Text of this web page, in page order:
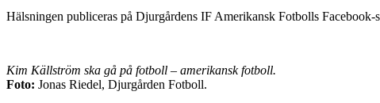
Hälsningen publiceras på Djurgårdens IF Amerikansk Fotbolls Facebook-
Kim Källström ska gå på fotboll – amerikansk fotboll.
Foto: Jonas Riedel, Djurgården Fotboll.